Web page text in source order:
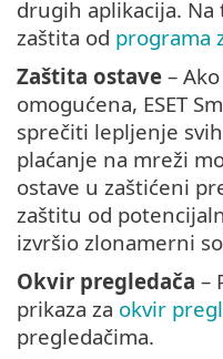
drugih aplikacija. Na
zaštita od programa
Zaštita ostave –
omogućena, ESET
sprečiti lepljenje
plaćanje na mreži
ostave u zaštićeni
zaštitu od
izvršio zlonamerni
Okvir pregledača –
prikaza za okvir
pregledačima.